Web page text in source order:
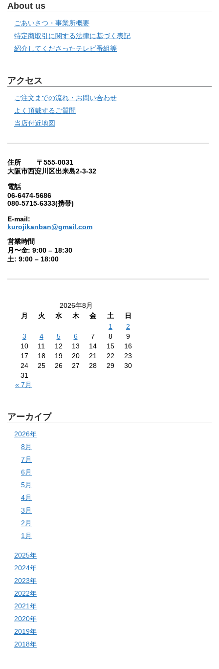
About us
ごあいさつ・事業所概要
特定商取引に関する法律に基づく表記
紹介してくださったテレビ番組等
アクセス
ご注文までの流れ・お問い合わせ
よく頂戴するご質問
当店付近地図
住所 〒555-0031
大阪市西淀川区出来島2-3-32
電話
06-6474-5686
080-5715-6333(携帯)
E-mail:
kurojikanban@gmail.com
営業時間
月〜金: 9:00 – 18:30
土: 9:00 – 18:00
2026年8月
月
火 水 木 金 土
日
1
2
3
4 5 6 7 8
9
10
11 12 13 14 15
16
17
18 19 20 21 22
23
24
25 26 27 28 29
30
31
« 7月
アーカイブ
2026年
8月
7月
6月
5月
4月
3月
2月
1月
2025年
2024年
2023年
2022年
2021年
2020年
2019年
2018年